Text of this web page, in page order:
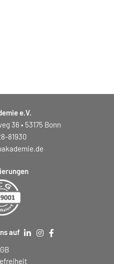
e.V.
36 • 53175 Bonn
81930
auf